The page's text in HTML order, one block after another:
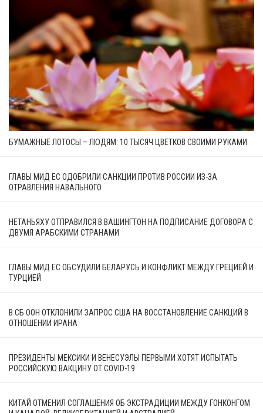
БУМАЖНЫЕ ЛОТОСЫ – ЛЮДЯМ: 10 ТЫСЯЧ ЦВЕТКОВ СВОИМИ РУКАМИ
ГЛАВЫ МИД ЕС ОДОБРИЛИ САНКЦИИ ПРОТИВ РОССИИ ИЗ-ЗА
ОТРАВЛЕНИЯ НАВАЛЬНОГО
НЕТАНЬЯХУ ОТПРАВИЛСЯ В ВАШИНГТОН НА ПОДПИСАНИЕ ДОГОВОРА С
ДВУМЯ АРАБСКИМИ СТРАНАМИ
ГЛАВЫ МИД ЕС ОБСУДИЛИ БЕЛАРУСЬ И КОНФЛИКТ МЕЖДУ ГРЕЦИЕЙ И
ТУРЦИЕЙ
В СБ ООН ОТКЛОНИЛИ ЗАПРОС США НА ВОССТАНОВЛЕНИЕ САНКЦИЙ В
ОТНОШЕНИИ ИРАНА
ПРЕЗИДЕНТЫ МЕКСИКИ И ВЕНЕСУЭЛЫ ПЕРВЫМИ ХОТЯТ ИСПЫТАТЬ
РОССИЙСКУЮ ВАКЦИНУ ОТ COVID-19
КИТАЙ ОТМЕНИЛ СОГЛАШЕНИЯ ОБ ЭКСТРАДИЦИИ МЕЖДУ ГОНКОНГОМ